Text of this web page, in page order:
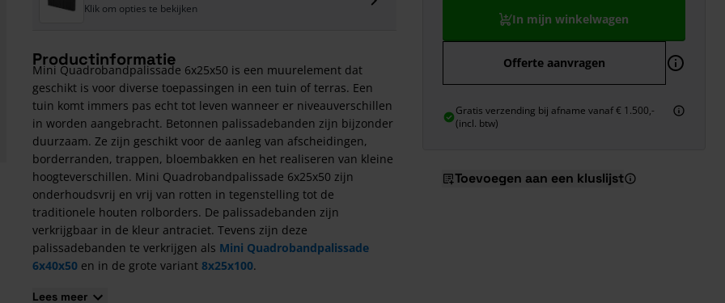
Klik om opties te bekijken
Productinformatie
Mini Quadrobandpalissade 6x25x50 is een muurelement dat
geschikt is voor diverse toepassingen in een tuin of terras. Een
tuin komt immers pas echt tot leven wanneer er niveauverschillen
in worden aangebracht. Betonnen palissadebanden zijn bijzonder
duurzaam. Ze zijn geschikt voor de aanleg van afscheidingen,
borderranden, trappen, bloembakken en het realiseren van kleine
hoogteverschillen. Mini Quadrobandpalissade 6x25x50 zijn
onderhoudsvrij en vrij van rotten in tegenstelling tot de
traditionele houten rolborders. De palissadebanden zijn
verkrijgbaar in de kleur antraciet. Tevens zijn deze
palissadebanden te verkrijgen als Mini Quadrobandpalissade
6x40x50 en in de grote variant 8x25x100.
Aandachtspunten bij de aanschaf van Mini
Lees meer
In mijn winkelwagen
Offerte aanvragen
Gratis verzending bij afname vanaf € 1.500,-
(incl. btw)
Toevoegen aan een kluslijst